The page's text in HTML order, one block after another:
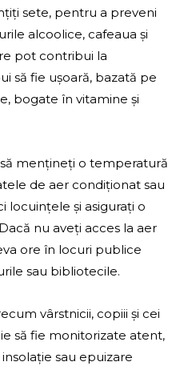
sete, pentru a preveni
alcoolice, cafeaua și
pot contribui la
să fie ușoară, bazată pe
bogate în vitamine și
mențineți o temperatură
de aer condiționat sau
locuințele și asigurați o
nu aveți acces la aer
ore în locuri publice
sau bibliotecile.
vârstnicii, copiii și cei
să fie monitorizate atent,
sau epuizare